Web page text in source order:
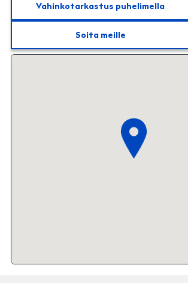
Vahinkotarkastus puhelimella
Soita meille